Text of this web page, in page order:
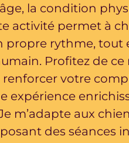
la condition
activité permet à
propre rythme, tout
Profitez de
votre
expérience
m’adapte aux
des séances